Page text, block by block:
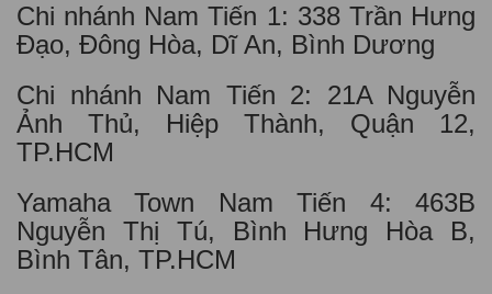
Chi nhánh Nam Tiến 1: 338 Trần Hưng
Đạo, Đông Hòa, Dĩ An, Bình Dương
Chi nhánh Nam Tiến 2: 21A Nguyễn
Ảnh Thủ, Hiệp Thành, Quận 12,
TP.HCM
Yamaha Town Nam Tiến 4: 463B
Nguyễn Thị Tú, Bình Hưng Hòa B,
Bình Tân, TP.HCM